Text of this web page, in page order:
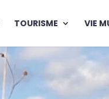
TOURISME VIE